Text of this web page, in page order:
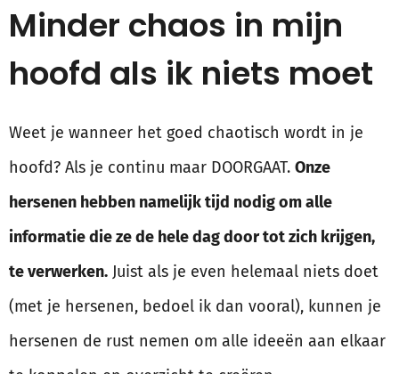
Minder chaos in mijn
hoofd als ik niets moet
Weet je wanneer het goed chaotisch wordt in je
hoofd? Als je continu maar DOORGAAT. Onze
hersenen hebben namelijk tijd nodig om alle
informatie die ze de hele dag door tot zich krijgen,
te verwerken. Juist als je even helemaal niets doet
(met je hersenen, bedoel ik dan vooral), kunnen je
hersenen de rust nemen om alle ideeën aan elkaar